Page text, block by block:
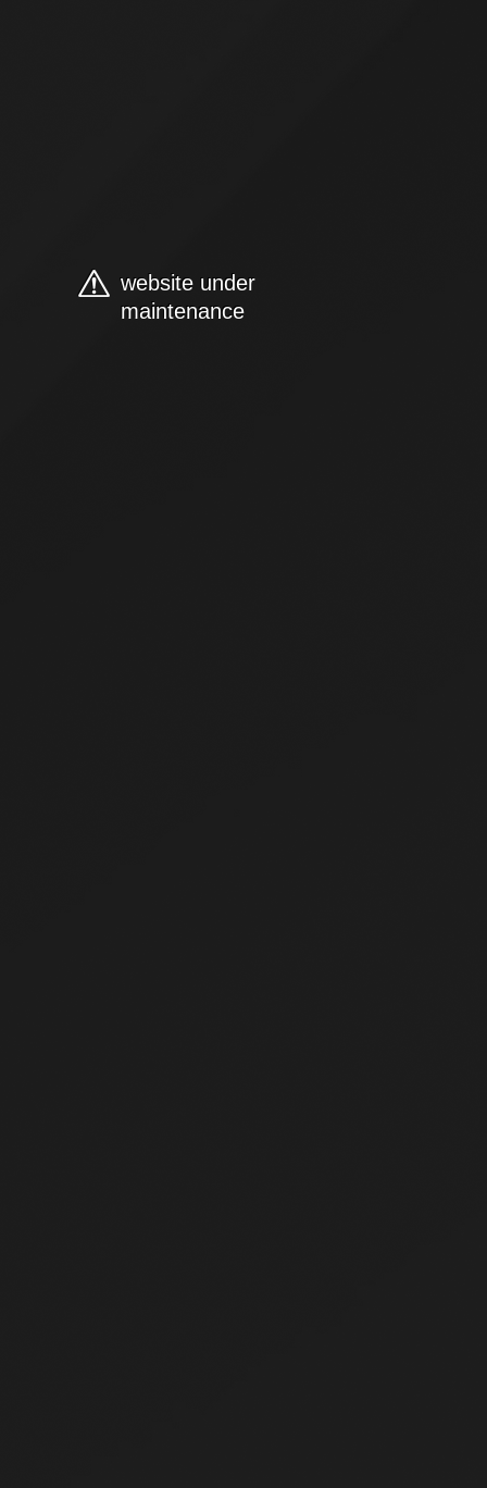
website under
maintenance